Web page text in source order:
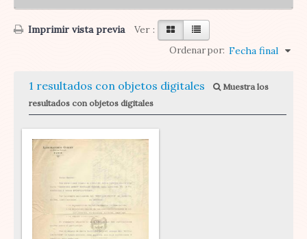
Imprimir vista previa Ver :
Ordenar por: Fecha final
1 resultados con objetos digitales
Muestra los
resultados con objetos digitales